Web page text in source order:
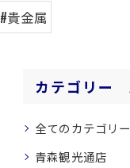
#貴金属
カテゴリー
全てのカテゴリー
青森観光通店